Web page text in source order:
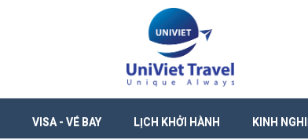
VISA - VÉ BAY LỊCH KHỞI HÀNH KINH